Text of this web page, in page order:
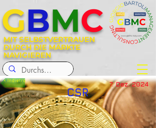
MIT SELBSTVERTRAUEN
DURCH DIE MÄRKTE
NAVIGIEREN
GBMC
< Indietro
CSR
7. Dez. 2024